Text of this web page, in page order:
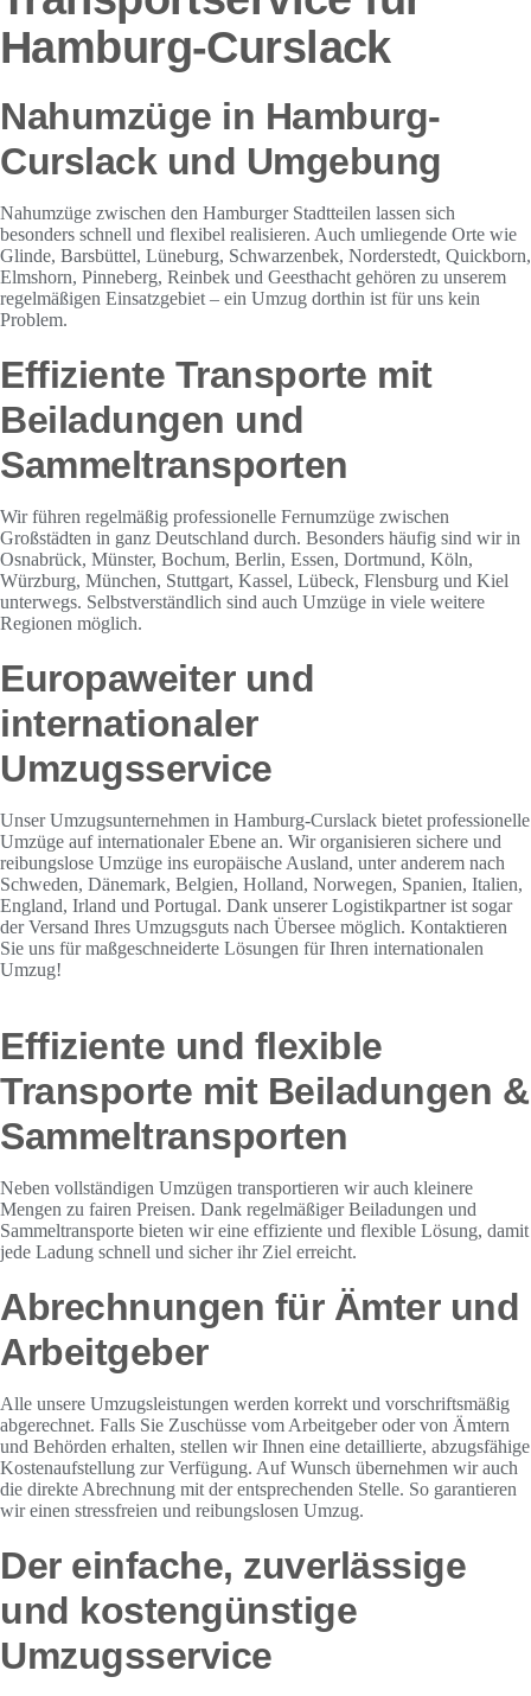
Hamburg-Curslack
Nahumzüge in Hamburg-
Curslack und Umgebung
Nahumzüge zwischen den Hamburger Stadtteilen lassen sich
besonders schnell und flexibel realisieren. Auch umliegende Orte wie
Glinde, Barsbüttel, Lüneburg, Schwarzenbek, Norderstedt, Quickborn,
Elmshorn, Pinneberg, Reinbek und Geesthacht gehören zu unserem
regelmäßigen Einsatzgebiet – ein Umzug dorthin ist für uns kein
Problem.
Effiziente Transporte mit
Beiladungen und
Sammeltransporten
Wir führen regelmäßig professionelle Fernumzüge zwischen
Großstädten in ganz Deutschland durch. Besonders häufig sind wir in
Osnabrück, Münster, Bochum, Berlin, Essen, Dortmund, Köln,
Würzburg, München, Stuttgart, Kassel, Lübeck, Flensburg und Kiel
unterwegs. Selbstverständlich sind auch Umzüge in viele weitere
Regionen möglich.
Europaweiter und
internationaler
Umzugsservice
Unser Umzugsunternehmen in Hamburg-Curslack bietet professionelle
Umzüge auf internationaler Ebene an. Wir organisieren sichere und
reibungslose Umzüge ins europäische Ausland, unter anderem nach
Schweden, Dänemark, Belgien, Holland, Norwegen, Spanien, Italien,
England, Irland und Portugal. Dank unserer Logistikpartner ist sogar
der Versand Ihres Umzugsguts nach Übersee möglich. Kontaktieren
Sie uns für maßgeschneiderte Lösungen für Ihren internationalen
Umzug!
Effiziente und flexible
Transporte mit Beiladungen &
Sammeltransporten
Neben vollständigen Umzügen transportieren wir auch kleinere
Mengen zu fairen Preisen. Dank regelmäßiger Beiladungen und
Sammeltransporte bieten wir eine effiziente und flexible Lösung, damit
jede Ladung schnell und sicher ihr Ziel erreicht.
Abrechnungen für Ämter und
Arbeitgeber
Alle unsere Umzugsleistungen werden korrekt und vorschriftsmäßig
abgerechnet. Falls Sie Zuschüsse vom Arbeitgeber oder von Ämtern
und Behörden erhalten, stellen wir Ihnen eine detaillierte, abzugsfähige
Kostenaufstellung zur Verfügung. Auf Wunsch übernehmen wir auch
die direkte Abrechnung mit der entsprechenden Stelle. So garantieren
wir einen stressfreien und reibungslosen Umzug.
Der einfache, zuverlässige
und kostengünstige
Umzugsservice